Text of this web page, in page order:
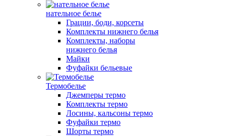
нательное белье
Грации, боди, корсеты
Комплекты нижнего белья
Комплекты, наборы
нижнего белья
Майки
Фуфайки бельевые
Термобелье
Джемперы термо
Комплекты термо
Лосины, кальсоны термо
Фуфайки термо
Шорты термо